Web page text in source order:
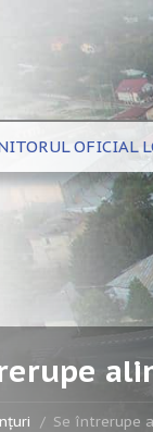
OFICIAL
Se întrerupe